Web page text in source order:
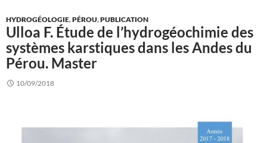
HYDROGÉOLOGIE,PÉROU,PUBLICATION
Ulloa F. Étude de l’hydrogéochimie des
systèmes karstiques dans les Andes du
Pérou. Master
10/09/2018